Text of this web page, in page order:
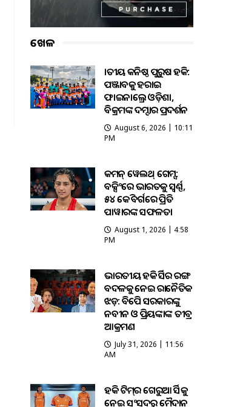
ଖେଳ
ଜାତୀୟ କନିଷ୍ଠ ପୁରୁଷ ହକି:
ପଞ୍ଜାବକୁ ହରାଇ
ଫାଇନାଲ୍ରେ ଓଡ଼ିଶା,
ବିକ୍ରମଙ୍କ ଦମ୍ଦାର ପ୍ରଦର୍ଶନ
August 6, 2026 | 10:11
PM
କମନ୍ ୱେଲଥ୍ ଗେମ୍ସ:
ବକ୍ସିଂରେ ଭାରତକୁ ସ୍ବର୍ଣ୍ଣ,
୫୪ କେଜି ବର୍ଗରେ ପ୍ରିତି
ପାୱାରଙ୍କ ସଫଳତା
August 1, 2026 | 4:58
PM
ଭାରତୀୟ ହକି ଜର୍ସିର ରଙ୍ଗ
ବଦଳକୁ ନେଇ ରାଜନୈତିକ
ଝଡ଼: ବିଜେପି ସରକାରଙ୍କୁ
ନବୀନ ଓ ପ୍ରିୟଙ୍କାଙ୍କ ତୀବ୍ର
ଆକ୍ରମଣ
July 31, 2026 | 11:56
AM
ହକି ଟିମ୍‌ର ଗେରୁଆ ଜର୍ସିକୁ
ନେଇ ସଂସଦରୁ ମୈଦାନ